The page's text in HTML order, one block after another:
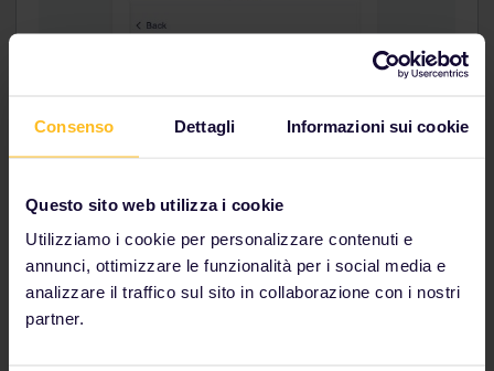
Consenso Dettagli Informazioni sui cookie
Questo sito web utilizza i cookie
Utilizziamo i cookie per personalizzare contenuti e
annunci, ottimizzare le funzionalità per i social media e
analizzare il traffico sul sito in collaborazione con i nostri
partner.